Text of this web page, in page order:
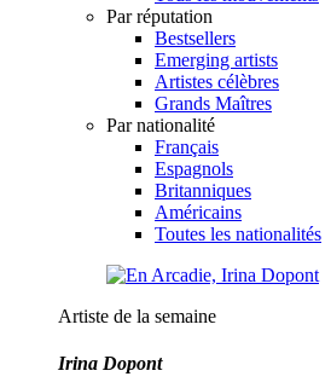
Par réputation
Bestsellers
Emerging artists
Artistes célèbres
Grands Maîtres
Par nationalité
Français
Espagnols
Britanniques
Américains
Toutes les nationalités
Artiste de la semaine
Irina Dopont